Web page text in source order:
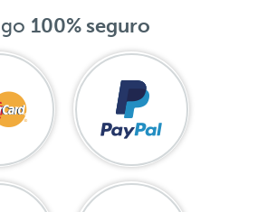
100% seguro